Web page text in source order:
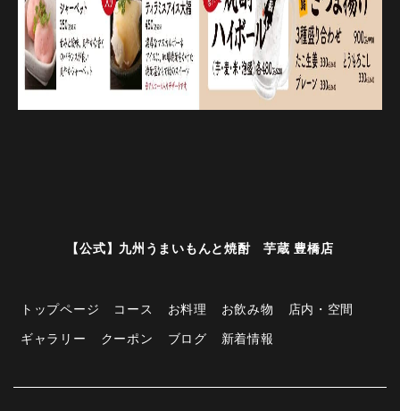
【公式】九州うまいもんと焼酎 芋蔵 豊橋店
トップページ コース お料理 お飲み物 店内・空間
ギャラリー クーポン ブログ 新着情報